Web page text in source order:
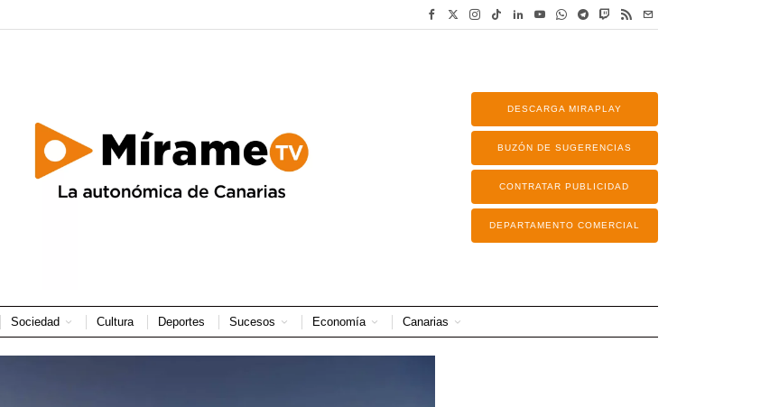
DESCARGA MIRAPLAY
BUZÓN DE SUGERENCIAS
CONTRATAR PUBLICIDAD
DEPARTAMENTO COMERCIAL
Sociedad Cultura Deportes Sucesos Economía Canarias